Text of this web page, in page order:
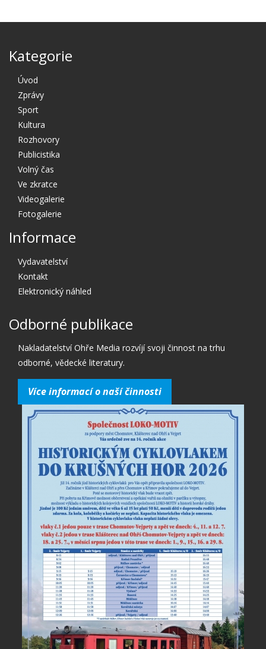
Kategorie
Úvod
Zprávy
Sport
Kultura
Rozhovory
Publicistika
Volný čas
Ve zkratce
Videogalerie
Fotogalerie
Informace
Vydavatelství
Kontakt
Elektronický náhled
Odborné publikace
Nakladatelství Ohře Media rozvíjí svoji činnost na trhu
odborné, vědecké literatury.
Více informací o naší činnosti